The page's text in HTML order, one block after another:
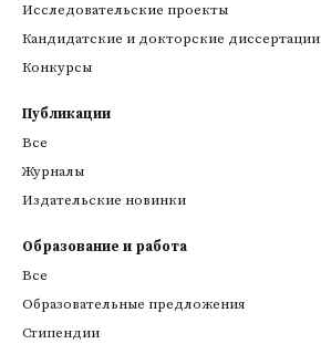
Исследовательские проекты
Кандидатские и докторские диссертации
Конкурсы
Публикации
Все
Журналы
Издательские новинки
Образование и работа
Все
Образовательные предложения
Стипендии